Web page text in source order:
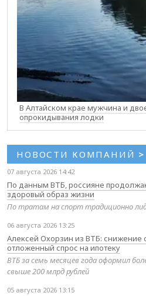
В Алтайском крае мужчина и
опрокидывания лодки
НОВОСТИ КОМПАНИЙ >
07 августа 2026 14:42
По данным ВТБ, россияне
здоровый образ жизни
По тратам на спорт традиционно
06 августа 2026 13:25
Алексей Охорзин из ВТБ: снижение
отложенный спрос на ипотеку
ВТБ за семь месяцев года оформил
свыше 200 млрд рублей
05 августа 2026 13:15